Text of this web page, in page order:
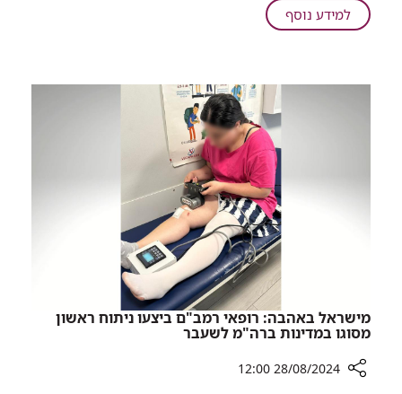
ברמב"ם:
מתנת
מאמו
למידע נוסףעל
היוזמה
היולדות
ברמב"ם:
מתנת
יום
הולדת
מאמו
של
החייל
שנפל
לפני
תשעה
חודשים
מישראל באהבה: רופאי רמב"ם ביצעו ניתוח ראשון
מסוגו במדינות ברה"מ לשעבר
28/08/2024 12:00